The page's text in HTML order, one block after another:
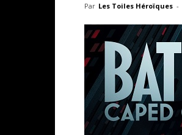
Par Les Toiles Héroïques -